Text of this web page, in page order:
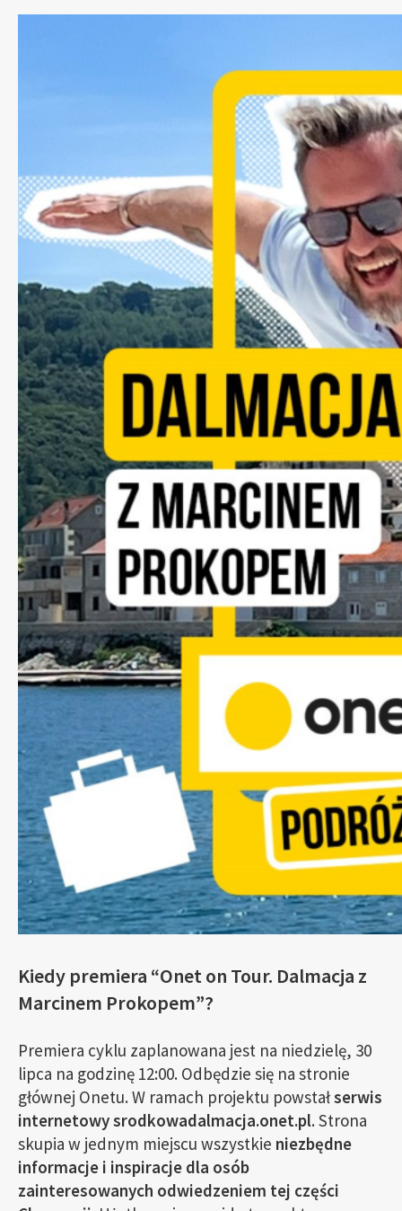
Kiedy premiera “Onet on Tour. Dalmacja z
Marcinem Prokopem”?
Premiera cyklu zaplanowana jest na niedzielę, 30
lipca na godzinę 12:00. Odbędzie się na stronie
głównej Onetu. W ramach projektu powstałserwis
internetowy srodkowadalmacja.onet.pl. Strona
skupia w jednym miejscu wszystkie niezbędne
informacje i inspiracje dla osób
zainteresowanych odwiedzeniem tej części